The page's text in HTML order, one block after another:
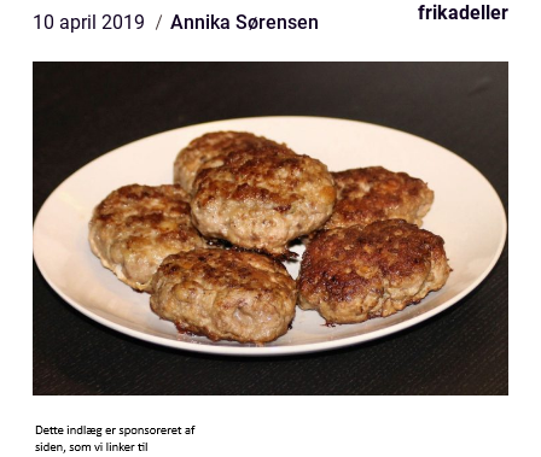
10 april 2019 Annika Sørensen frikadeller